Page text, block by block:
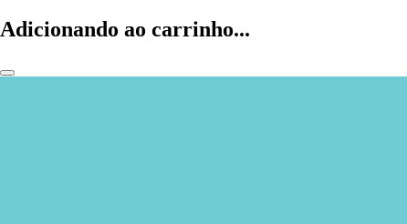
Adicionando ao carrinho...